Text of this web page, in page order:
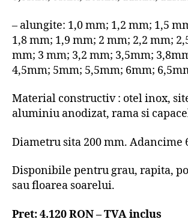
– alungite: 1,0 mm; 1,2 mm; 1,5
1,8 mm; 1,9 mm; 2 mm; 2,2 mm;
mm; 3 mm; 3,2 mm; 3,5mm;
4,5mm; 5mm; 5,5mm; 6mm;
Material constructiv : otel inox,
aluminiu anodizat, rama si
Diametru sita 200 mm. Adancime
Disponibile pentru grau, rapita,
sau floarea soarelui.
Pret: 4.120 RON – TVA inclus